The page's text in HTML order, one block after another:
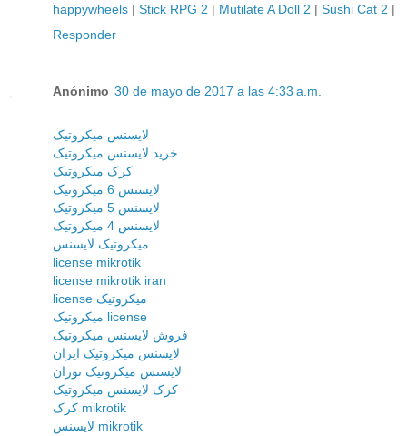
happywheels | Stick RPG 2 | Mutilate A Doll 2 | Sushi Cat 2 |
Responder
Anónimo 30 de mayo de 2017 a las 4:33 a.m.
لایسنس میکروتیک
خرید لایسنس میکروتیک
کرک میکروتیک
لایسنس 6 میکروتیک
لایسنس 5 میکروتیک
لایسنس 4 میکروتیک
میکروتیک لایسنس
license mikrotik
license mikrotik iran
license میکروتیک
میکروتیک license
فروش لایسنس میکروتیک
لایسنس میکروتیک ایران
لایسنس میکروتیک نوران
کرک لایسنس میکروتیک
کرک mikrotik
لایسنس mikrotik